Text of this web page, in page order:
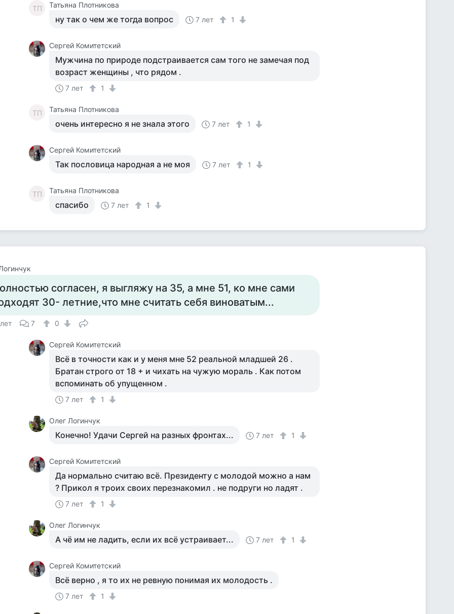
ТП Татьяна Плотникова
ну так о чем же тогда вопрос 7 лет 1
Сергей Комитетский
Мужчина по природе подстраивается сам того не замечая под
возраст женщины , что рядом .
7 лет 1
ТП Татьяна Плотникова
очень интересно я не знала этого 7 лет 1
Сергей Комитетский
Так пословица народная а не моя 7 лет 1
ТП Татьяна Плотникова
спасибо 7 лет 1
согласен, я выгляжу на 35, а мне 51, ко мне сами
30- летние,что мне считать себя виноватым...
7 0
Сергей Комитетский
Всё в точности как и у меня мне 52 реальной младшей 26 .
Братан строго от 18 + и чихать на чужую мораль . Как потом
вспоминать об упущенном .
7 лет 1
Олег Логинчук
Конечно! Удачи Сергей на разных фронтах... 7 лет 1
Сергей Комитетский
Да нормально считаю всё. Президенту с молодой можно а нам
? Прикол я троих своих перезнакомил . не подруги но ладят .
7 лет 1
Олег Логинчук
А чё им не ладить, если их всё устраивает... 7 лет 1
Сергей Комитетский
Всё верно , я то их не ревную понимая их молодость .
7 лет 1